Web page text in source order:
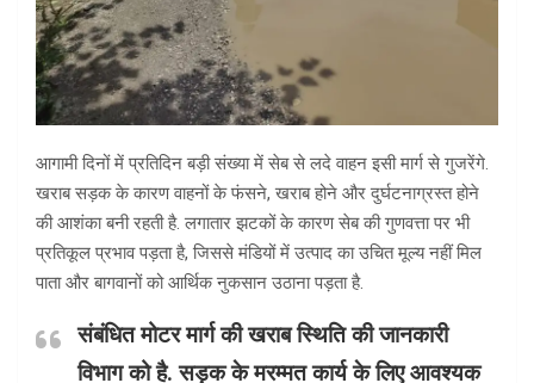
आगामी दिनों में प्रतिदिन बड़ी संख्या में सेब से लदे वाहन इसी मार्ग से गुजरेंगे.
खराब सड़क के कारण वाहनों के फंसने, खराब होने और दुर्घटनाग्रस्त होने
की आशंका बनी रहती है. लगातार झटकों के कारण सेब की गुणवत्ता पर भी
प्रतिकूल प्रभाव पड़ता है, जिससे मंडियों में उत्पाद का उचित मूल्य नहीं मिल
पाता और बागवानों को आर्थिक नुकसान उठाना पड़ता है.
संबंधित मोटर मार्ग की खराब स्थिति की जानकारी
विभाग को है. सड़क के मरम्मत कार्य के लिए आवश्यक